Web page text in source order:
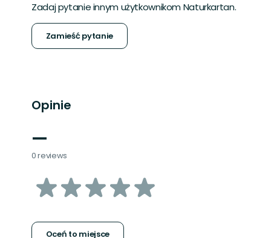
Zadaj pytanie innym użytkownikom Naturkartan.
Zamieść pytanie
Opinie
—
0 reviews
z
Oceń to miejsce